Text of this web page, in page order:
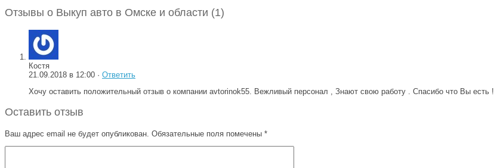
Отзывы о Выкуп авто в Омске и области (1)
Костя
21.09.2018 в 12:00 · Ответить
Хочу оставить положительный отзыв о компании avtorinok55. Вежливый персонал , Знают свою работу . Спасибо что Вы есть !
Оставить отзыв
Ваш адрес email не будет опубликован. Обязательные поля помечены *